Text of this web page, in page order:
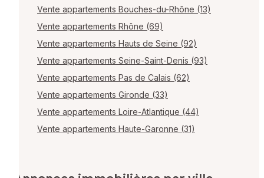
Vente appartements Bouches-du-Rhône (13)
Vente appartements Rhône (69)
Vente appartements Hauts de Seine (92)
Vente appartements Seine-Saint-Denis (93)
Vente appartements Pas de Calais (62)
Vente appartements Gironde (33)
Vente appartements Loire-Atlantique (44)
Vente appartements Haute-Garonne (31)